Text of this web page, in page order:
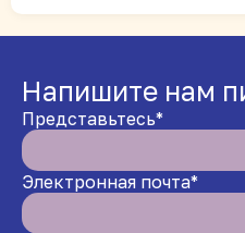
Напишите нам
Представьтесь*
Электронная почта*